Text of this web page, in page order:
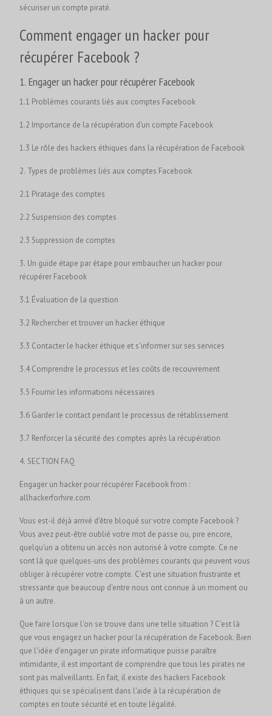
sécuriser un compte piraté.
Comment engager un hacker pour
récupérer Facebook ?
1. Engager un hacker pour récupérer Facebook
1.1 Problèmes courants liés aux comptes Facebook
1.2 Importance de la récupération d'un compte Facebook
1.3 Le rôle des hackers éthiques dans la récupération de Facebook
2. Types de problèmes liés aux comptes Facebook
2.1 Piratage des comptes
2.2 Suspension des comptes
2.3 Suppression de comptes
3. Un guide étape par étape pour embaucher un hacker pour
récupérer Facebook
3.1 Évaluation de la question
3.2 Rechercher et trouver un hacker éthique
3.3 Contacter le hacker éthique et s'informer sur ses services
3.4 Comprendre le processus et les coûts de recouvrement
3.5 Fournir les informations nécessaires
3.6 Garder le contact pendant le processus de rétablissement
3.7 Renforcer la sécurité des comptes après la récupération
4. SECTION FAQ
Engager un hacker pour récupérer Facebook from :
allhackerforhire.com
Vous est-il déjà arrivé d'être bloqué sur votre compte Facebook ?
Vous avez peut-être oublié votre mot de passe ou, pire encore,
quelqu'un a obtenu un accès non autorisé à votre compte. Ce ne
sont là que quelques-uns des problèmes courants qui peuvent vous
obliger à récupérer votre compte. C'est une situation frustrante et
stressante que beaucoup d'entre nous ont connue à un moment ou
à un autre.
Que faire lorsque l'on se trouve dans une telle situation ? C'est là
que vous engagez un hacker pour la récupération de Facebook. Bien
que l'idée d'engager un pirate informatique puisse paraître
intimidante, il est important de comprendre que tous les pirates ne
sont pas malveillants. En fait, il existe des hackers Facebook
éthiques qui se spécialisent dans l'aide à la récupération de
comptes en toute sécurité et en toute légalité.